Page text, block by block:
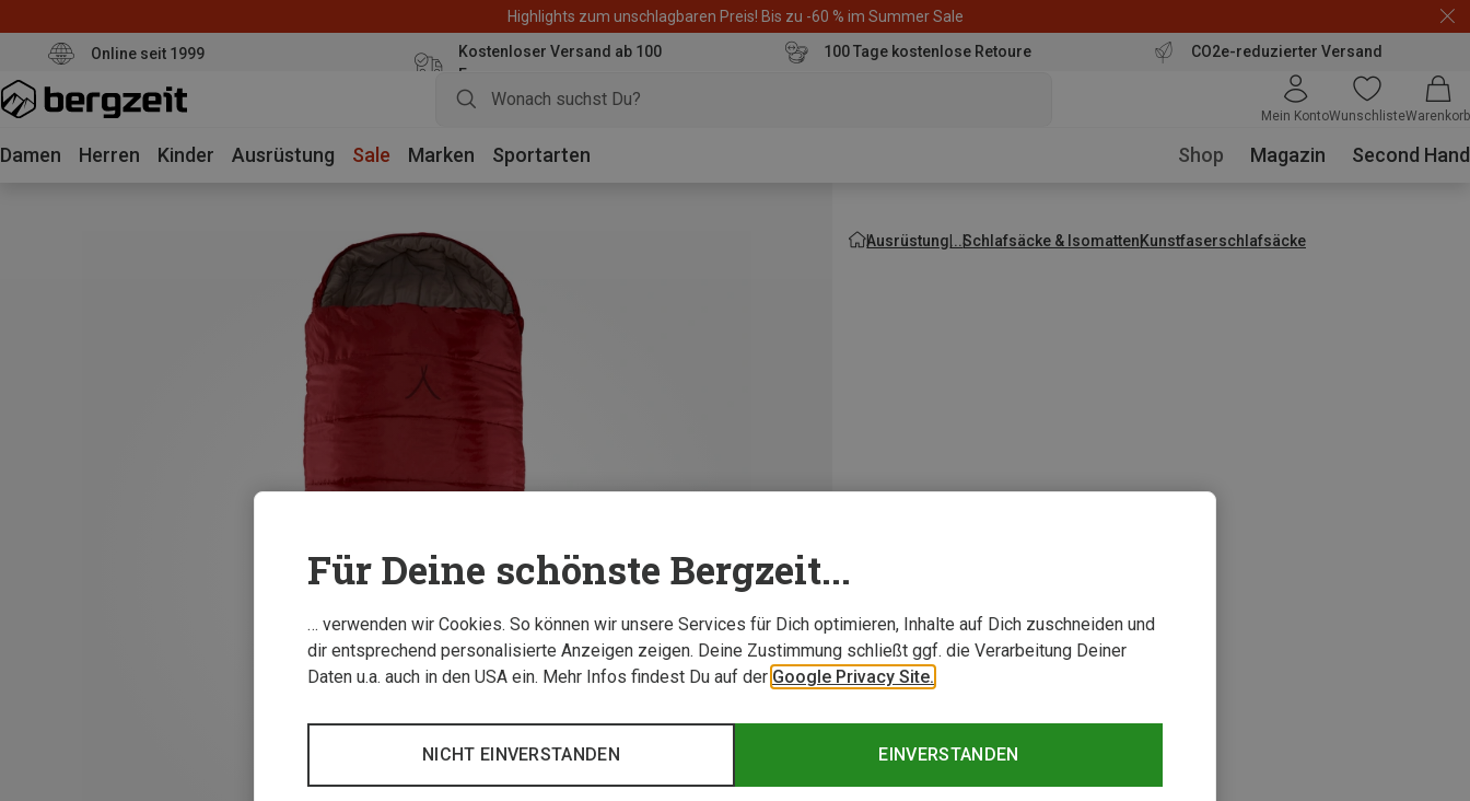
Highlights zum unschlagbaren Preis! Bis zu -60 % im Summer Sale
Online seit 1999
Kostenloser Versand ab 100
Euro
100 Tage kostenlose Retoure CO2e-reduzierter Versand
Mein KontoWunschlisteWarenkorb
Damen Herren Kinder Ausrüstung Sale Marken Sportarten Shop Magazin Second Hand
Ausrüstung Schlafsäcke & IsomattenKunstfaserschlafsäcke
Für Deine schönste Bergzeit...
… verwenden wir Cookies. So können wir unsere Services für Dich optimieren, Inhalte auf Dich zuschneiden und
dir entsprechend personalisierte Anzeigen zeigen. Deine Zustimmung schließt ggf. die Verarbeitung Deiner
Daten u.a. auch in den USA ein. Mehr Infos findest Du auf der Google Privacy Site.
EINVERSTANDEN
NICHT EINVERSTANDEN